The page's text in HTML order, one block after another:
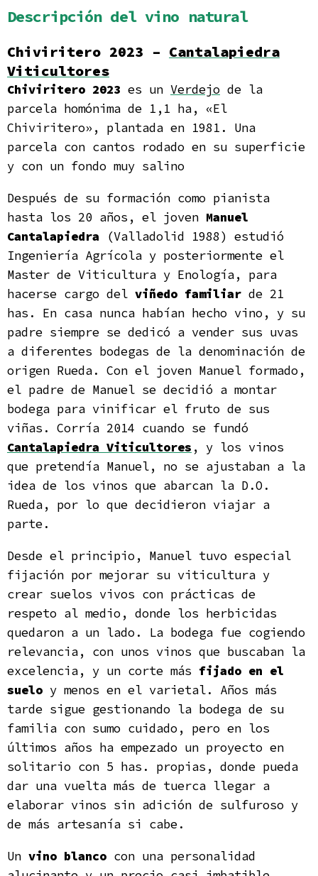
Descripción del vino natural
Chiviritero 2023 – Cantalapiedra
Viticultores
Chiviritero 2023 es un Verdejo de la
parcela homónima de 1,1 ha, «El
Chiviritero», plantada en 1981. Una
parcela con cantos rodado en su superficie
y con un fondo muy salino
Después de su formación como pianista
hasta los 20 años, el joven Manuel
Cantalapiedra (Valladolid 1988) estudió
Ingeniería Agrícola y posteriormente el
Master de Viticultura y Enología, para
hacerse cargo del viñedo familiar de 21
has. En casa nunca habían hecho vino, y su
padre siempre se dedicó a vender sus uvas
a diferentes bodegas de la denominación de
origen Rueda. Con el joven Manuel formado,
el padre de Manuel se decidió a montar
bodega para vinificar el fruto de sus
viñas. Corría 2014 cuando se fundó
Cantalapiedra Viticultores , y los vinos
que pretendía Manuel, no se ajustaban a la
idea de los vinos que abarcan la D.O.
Rueda, por lo que decidieron viajar a
parte.
Desde el principio, Manuel tuvo especial
fijación por mejorar su viticultura y
crear suelos vivos con prácticas de
respeto al medio, donde los herbicidas
quedaron a un lado. La bodega fue cogiendo
relevancia, con unos vinos que buscaban la
excelencia, y un corte más fijado en el
suelo y menos en el varietal. Años más
tarde sigue gestionando la bodega de su
familia con sumo cuidado, pero en los
últimos años ha empezado un proyecto en
solitario con 5 has. propias, donde pueda
dar una vuelta más de tuerca llegar a
elaborar vinos sin adición de sulfuroso y
de más artesanía si cabe.
Un vino blanco con una personalidad